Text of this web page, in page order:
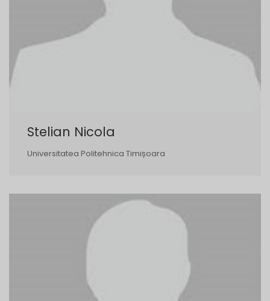
Stelian Nicola
Universitatea Politehnica Timișoara